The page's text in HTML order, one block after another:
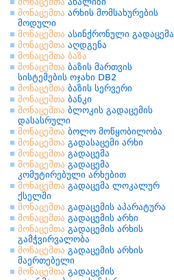
მონაცემთა არხის მომსახურების
მოდული
მონაცემთა ასინქრონული გადაცემა
მონაცემთა აღდგენა
მონაცემთა ბაზა
მონაცემთა ბაზის მართვის
სისტემების ოჯახი DB2
მონაცემთა ბაზის სერვერი
მონაცემთა ბანკი
მონაცემთა ბლოკის გადაცემის
დასასრული
მონაცემთა ბოლო მოწყობილობა
მონაცემთა გადასაცემი არხი
მონაცემთა გადაცემა
მონაცემთა გადაცემა
კომუტირებული არხებით
მონაცემთა გადაცემა ლოკალურ
ქსელში
მონაცემთა გადაცემის აპარატურა
მონაცემთა გადაცემის არხი
მონაცემთა გადაცემის არხის
გამჭვირვალობა
მონაცემთა გადაცემის არხის
მაერთებელი
მონაცემთა გადაცემის